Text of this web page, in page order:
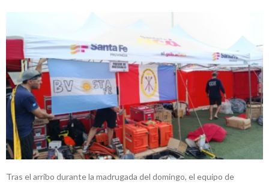
Tras el arribo durante la madrugada del domingo, el equipo de